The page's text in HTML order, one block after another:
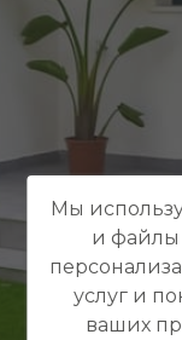
Мы
и файлы
услуг и
ваших